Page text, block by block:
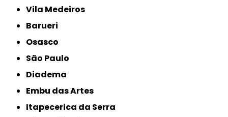
Vila Medeiros
Barueri
Osasco
São Paulo
Diadema
Embu das Artes
Itapecerica da Serra